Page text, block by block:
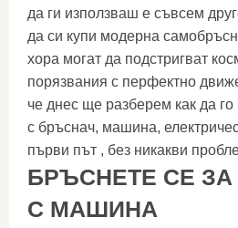
да ги използваш е съвсем
да си купи модерна
хора могат да подстригват
порязвания с перфектно
че днес ще разберем как да
с бръснач, машина,
първи път , без никакви
БРЪСНЕТЕ СЕ
С МАШИНА